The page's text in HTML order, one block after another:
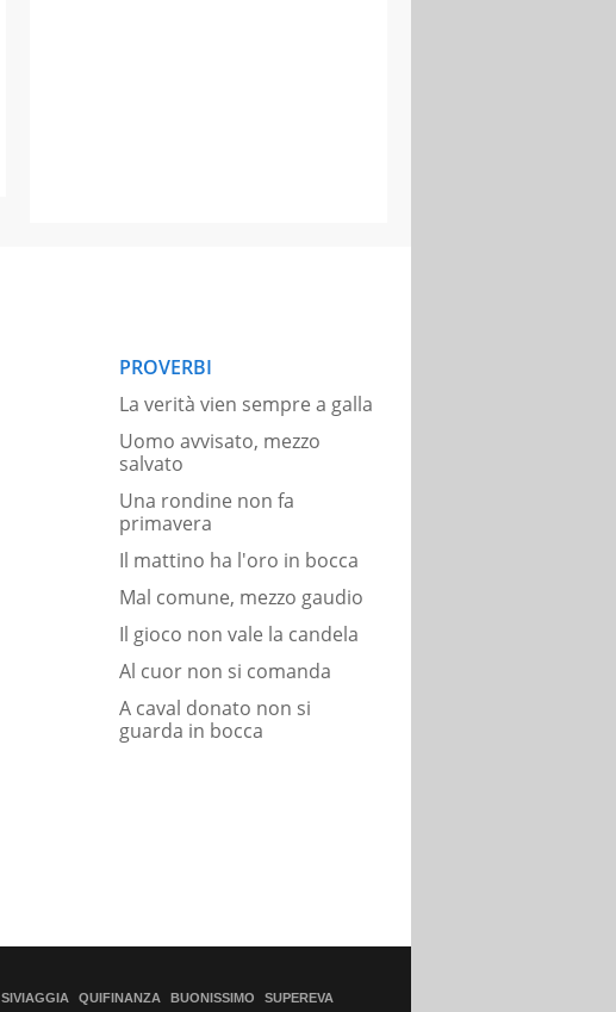
PROVERBI
La verità vien sempre a galla
Uomo avvisato, mezzo
salvato
Una rondine non fa
primavera
Il mattino ha l'oro in bocca
Mal comune, mezzo gaudio
Il gioco non vale la candela
Al cuor non si comanda
A caval donato non si
guarda in bocca
SIVIAGGIA QUIFINANZA BUONISSIMO SUPEREVA